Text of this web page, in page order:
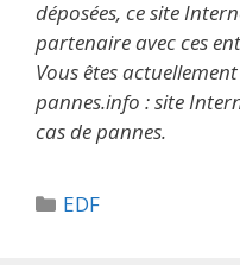
déposées, ce site
partenaire avec ces
Vous êtes
pannes.info : site
cas de pannes.
Catégories
EDF